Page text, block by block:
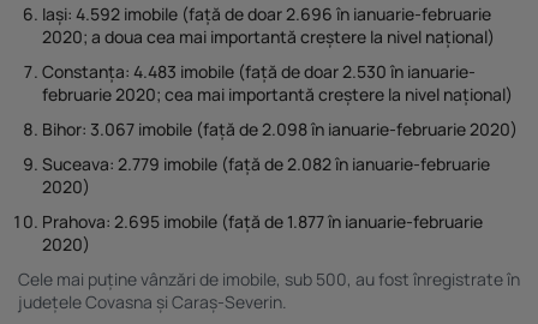
Iași: 4.592 imobile (față de doar 2.696 în ianuarie-februarie
2020; a doua cea mai importantă creștere la nivel național)
Constanța: 4.483 imobile (față de doar 2.530 în ianuarie-
februarie 2020; cea mai importantă creștere la nivel național)
Bihor: 3.067 imobile (față de 2.098 în ianuarie-februarie 2020)
Suceava: 2.779 imobile (față de 2.082 în ianuarie-februarie
2020)
Prahova: 2.695 imobile (față de 1.877 în ianuarie-februarie
2020)
Cele mai puține vânzări de imobile, sub 500, au fost înregistrate în
județele Covasna și Caraș-Severin.